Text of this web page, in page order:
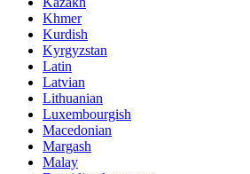
Khmer
Kurdish
Kyrgyzstan
Latin
Latvian
Lithuanian
Luxembourgish
Macedonian
Margash
Malay